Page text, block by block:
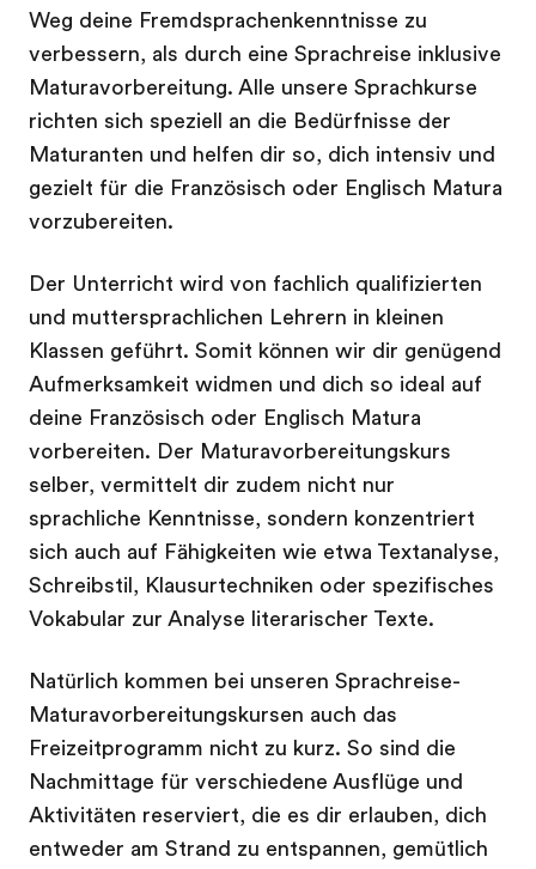
Weg deine Fremdsprachenkenntnisse zu
verbessern, als durch eine Sprachreise inklusive
Maturavorbereitung. Alle unsere Sprachkurse
richten sich speziell an die Bedürfnisse der
Maturanten und helfen dir so, dich intensiv und
gezielt für die Französisch oder Englisch Matura
vorzubereiten.
Der Unterricht wird von fachlich qualifizierten
und muttersprachlichen Lehrern in kleinen
Klassen geführt. Somit können wir dir genügend
Aufmerksamkeit widmen und dich so ideal auf
deine Französisch oder Englisch Matura
vorbereiten. Der Maturavorbereitungskurs
selber, vermittelt dir zudem nicht nur
sprachliche Kenntnisse, sondern konzentriert
sich auch auf Fähigkeiten wie etwa Textanalyse,
Schreibstil, Klausurtechniken oder spezifisches
Vokabular zur Analyse literarischer Texte.
Natürlich kommen bei unseren Sprachreise-
Maturavorbereitungskursen auch das
Freizeitprogramm nicht zu kurz. So sind die
Nachmittage für verschiedene Ausflüge und
Aktivitäten reserviert, die es dir erlauben, dich
entweder am Strand zu entspannen, gemütlich